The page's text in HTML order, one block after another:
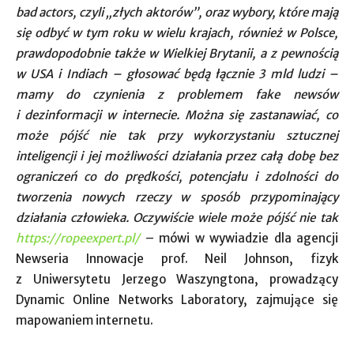
bad actors, czyli „złych aktorów”, oraz wybory, które mają
się odbyć w tym roku w wielu krajach, również w Polsce,
prawdopodobnie także w Wielkiej Brytanii, a z pewnością
w USA i Indiach – głosować będą łącznie 3 mld ludzi –
mamy do czynienia z problemem fake newsów
i dezinformacji w internecie. Można się zastanawiać, co
może pójść nie tak przy wykorzystaniu sztucznej
inteligencji i jej możliwości działania przez całą dobę bez
ograniczeń co do prędkości, potencjału i zdolności do
tworzenia nowych rzeczy w sposób przypominający
działania człowieka. Oczywiście wiele może pójść nie tak
https://ropeexpert.pl/ – mówi w wywiadzie dla agencji
Newseria Innowacje prof. Neil Johnson, fizyk
z Uniwersytetu Jerzego Waszyngtona, prowadzący
Dynamic Online Networks Laboratory, zajmujące się
mapowaniem internetu.